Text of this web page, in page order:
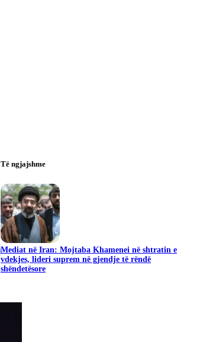
Të ngjajshme
Mediat në Iran: Mojtaba Khamenei në shtratin e
vdekjes, lideri suprem në gjendje të rëndë
shëndetësore